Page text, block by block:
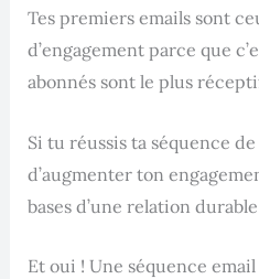
Tes premiers emails sont
d’engagement parce que
abonnés sont le plus
Si tu réussis ta séquence
d’augmenter ton
bases d’une relation
Et oui ! Une séquence